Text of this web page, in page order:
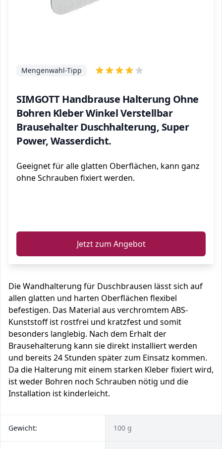
SIMGOTT Handbrause Halterung Ohne
Bohren Kleber Winkel Verstellbar
Brausehalter Duschhalterung, Super
Power, Wasserdicht.
Mengenwahl-Tipp
Geeignet für alle glatten Oberflächen, kann ganz
ohne Schrauben fixiert werden.
Jetzt zum Angebot
Die Wandhalterung für Duschbrausen lässt sich auf
allen glatten und harten Oberflächen flexibel
befestigen. Das Material aus verchromtem ABS-
Kunststoff ist rostfrei und kratzfest und somit
besonders langlebig. Nach dem Erhalt der
Brausehalterung kann sie direkt installiert werden
und bereits 24 Stunden später zum Einsatz kommen.
Da die Halterung mit einem starken Kleber fixiert wird,
ist weder Bohren noch Schrauben nötig und die
Installation ist kinderleicht.
Gewicht: 100 g